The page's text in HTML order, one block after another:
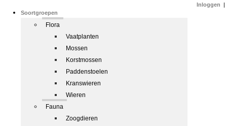
Soortgroepen
Flora
Vaatplanten
Mossen
Korstmossen
Paddenstoelen
Kranswieren
Wieren
Fauna
Zoogdieren
Inloggen |